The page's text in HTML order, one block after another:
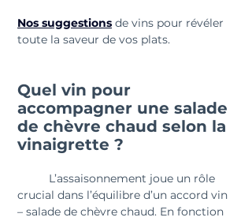
Nos suggestions de vins pour révéler
toute la saveur de vos plats.
Quel vin pour
accompagner une salade
de chèvre chaud selon la
vinaigrette ?
crucial dans l’équilibre d’un accord vin
– salade de chèvre chaud. En fonction